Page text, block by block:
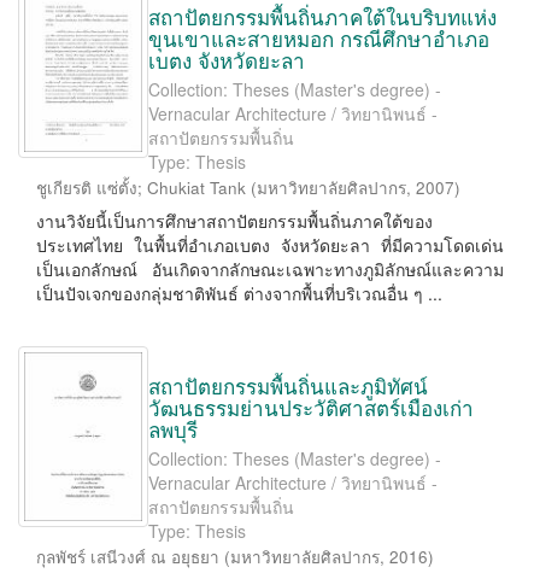
สถาปัตยกรรมพื้นถิ่นภาคใต้ในบริบทแห่ง
ขุนเขาและสายหมอก กรณีศึกษาอำเภอ
เบตง จังหวัดยะลา
Collection: Theses (Master's degree) -
Vernacular Architecture / วิทยานิพนธ์ -
สถาปัตยกรรมพื้นถิ่น
Type: Thesis
ชูเกียรติ แซ่ตั้ง; Chukiat Tank (มหาวิทยาลัยศิลปากร, 2007)
งานวิจัยนี้เป็นการศึกษาสถาปัตยกรรมพื้นถิ่นภาคใต้ของ
ประเทศไทย ในพื้นที่อำเภอเบตง จังหวัดยะลา ที่มีความโดดเด่น
เป็นเอกลักษณ์ อันเกิดจากลักษณะเฉพาะทางภูมิลักษณ์และความ
เป็นปัจเจกของกลุ่มชาติพันธ์ ต่างจากพื้นที่บริเวณอื่น ๆ ...
สถาปัตยกรรมพื้นถิ่นและภูมิทัศน์
วัฒนธรรมย่านประวัติศาสตร์เมืองเก่า
ลพบุรี
Collection: Theses (Master's degree) -
Vernacular Architecture / วิทยานิพนธ์ -
สถาปัตยกรรมพื้นถิ่น
Type: Thesis
กุลพัชร์ เสนีวงศ์ ณ อยุธยา (มหาวิทยาลัยศิลปากร, 2016)